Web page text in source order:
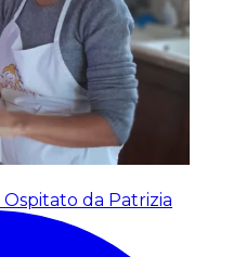
Ospitato da Patrizia